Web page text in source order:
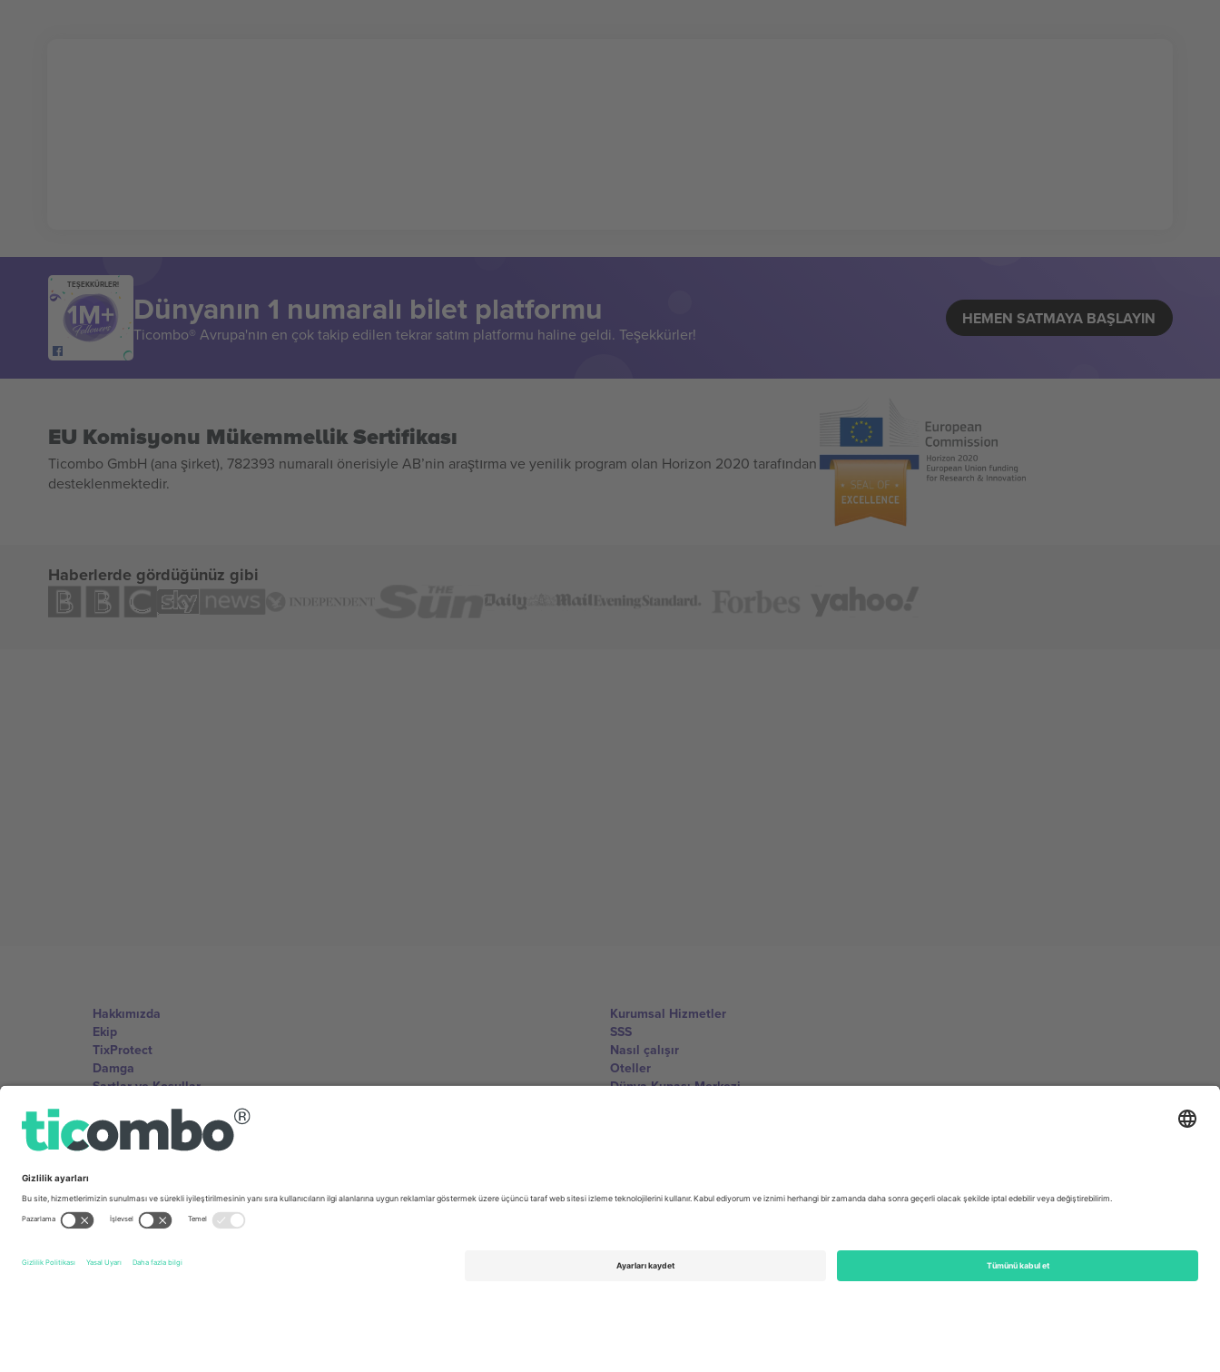
TEŞEKKÜRLER!
Dünyanın 1 numaralı bilet platformu
Ticombo® Avrupa'nın en çok takip edilen tekrar satım platformu haline geldi. Teşekkürler!
HEMEN SATMAYA BAŞLAYIN
EU Komisyonu Mükemmellik Sertifikası
Ticombo GmbH (ana şirket), 782393 numaralı önerisiyle AB’nin araştırma ve yenilik program olan Horizon 2020 tarafından
desteklenmektedir.
Haberlerde gördüğünüz gibi
Hakkımızda
Ekip
TixProtect
Damga
Şartlar ve Koşullar
Ortaklık Programı
Kurumsal Hizmetler
SSS
Nasıl çalışır
Oteller
Dünya Kupası Merkezi